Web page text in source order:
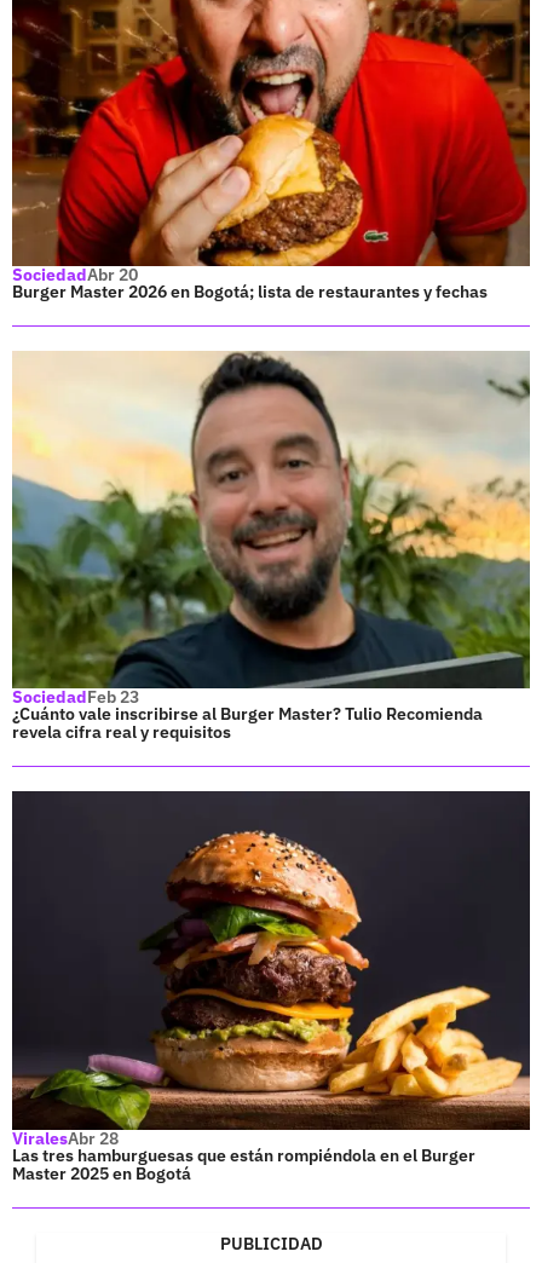
SociedadAbr 20
Burger Master 2026 en Bogotá; lista de restaurantes y fechas
SociedadFeb 23
¿Cuánto vale inscribirse al Burger Master? Tulio Recomienda
revela cifra real y requisitos
ViralesAbr 28
Las tres hamburguesas que están rompiéndola en el Burger
Master 2025 en Bogotá
PUBLICIDAD